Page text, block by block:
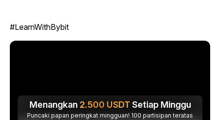
#LearnWithBybit
Menangkan 2.500 USDT Setiap Minggu
Puncaki papan peringkat mingguan! 100 partisipan teratas